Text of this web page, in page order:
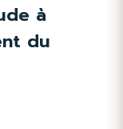
à
du